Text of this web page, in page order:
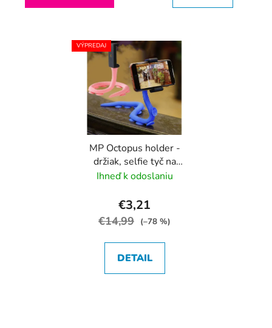
VÝPREDAJ
MP Octopus holder -
držiak, selfie tyč na
telefón, chapadlo
Ihneď k odoslaniu
€3,21
€14,99 (–78 %)
DETAIL